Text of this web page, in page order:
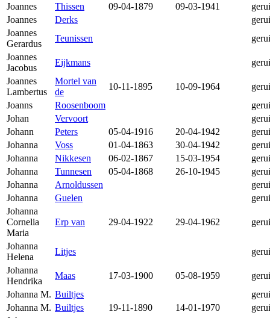
Joannes
Thissen 09-04-1879 09-03-1941
Joannes
Derks
Joannes
Gerardus
Teunissen
Joannes
Jacobus
Eijkmans
Joannes
Lambertus
Mortel van
de
10-11-1895 10-09-1964
Joanns
Roosenboom
Johan
Vervoort
Johann
Peters 05-04-1916 20-04-1942
Johanna
Voss 01-04-1863 30-04-1942
Johanna
Nikkesen 06-02-1867 15-03-1954
Johanna
Tunnesen 05-04-1868 26-10-1945
Johanna
Arnoldussen
Johanna
Guelen
Johanna
Cornelia
Maria
Erp van 29-04-1922 29-04-1962
Johanna
Helena
Litjes
Johanna
Hendrika
Maas 17-03-1900 05-08-1959
Johanna M. Builtjes
Johanna M. Builtjes 19-11-1890 14-01-1970